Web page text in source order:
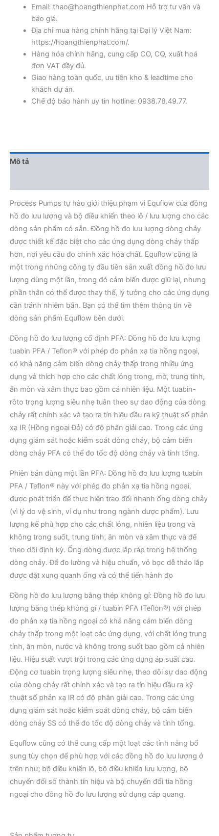
Email: thao@hoangthienphat.com Hỗ trợ tư vấn và
báo giá.
Địa chỉ mua hàng chính hãng tại Đại lý Việt Nam:
https://hoangthienphat.com/.
Hàng hóa chính hãng, cung cấp CO, CQ, xuất hoá
đơn VAT đầy đủ.
Giao hàng toàn quốc, ưu tiên kho & leadtime cho
khách dự án.
Chế độ bảo hành uy tín hotline: 0938.78.49.77.
Mô tả
Process Pumps tự hào giới thiệu phạm vi Equflow của đồng
hồ đo lưu lượng và bộ điều khiển theo lô / lưu lượng cho các
dòng sản phẩm có sẵn. Đồng hồ đo lưu lượng dòng chảy
được thiết kế đặc biệt cho các ứng dụng dòng chảy thấp
hơn, nơi yêu cầu đo chính xác hóa chất. Equflow cũng là
một trong những công ty đầu tiên sản xuất đồng hồ đo lưu
lượng dùng một lần, trong đó cảm biến được giữ lại, nhưng
phần thân có thể được thay thế, lý tưởng cho các ứng dụng
cần tránh nhiễm bẩn. Bạn có thể tìm thêm thông tin về
dòng sản phẩm Equflow bên dưới.
Đồng hồ đo lưu lượng cố định PFA: Đồng hồ đo lưu lượng
tuabin PFA / Teflon® với phép đo phản xạ tia hồng ngoại,
có khả năng cảm biến dòng chảy thấp trong nhiều ứng
dụng và thích hợp cho các chất lỏng trong, mờ, trung tính,
ăn mòn và xâm thực bao gồm cả nhiên liệu. Một tuabin-
rôto trọng lượng siêu nhẹ tuân theo sự dao động của dòng
chảy rất chính xác và tạo ra tín hiệu đầu ra kỹ thuật số phản
xạ IR (Hồng ngoại Đỏ) có độ phân giải cao. Trong các ứng
dụng giám sát hoặc kiểm soát dòng chảy, bộ cảm biến
dòng chảy PFA có thể đo tốc độ dòng chảy và tính tổng.
Phiên bản dùng một lần PFA: Đồng hồ đo lưu lượng tuabin
PFA / Teflon® này với phép đo phản xạ tia hồng ngoại,
được phát triển để thực hiện trao đổi nhanh ống dòng chảy
(vì lý do vệ sinh, ví dụ như trong ngành dược phẩm). Lưu
lượng kế phù hợp cho các chất lỏng, nhiên liệu trong và
không trong suốt, trung tính, ăn mòn và xâm thực và để
theo dõi định kỳ. Ống dòng được lắp ráp trong hệ thống
dòng chảy. Để đo lường và hiệu chuẩn, vỏ bọc dễ tháo lắp
được đặt xung quanh ống và có thể tiến hành đo
Đồng hồ đo lưu lượng bằng thép không gỉ: Đồng hồ đo lưu
lượng bằng thép không gỉ / tuabin PFA (Teflon®) với phép
đo phản xạ tia hồng ngoại có khả năng cảm biến dòng
chảy thấp trong một loạt các ứng dụng, với chất lỏng trung
tính, ăn mòn, nước và không trong suốt bao gồm cả nhiên
liệu. Hiệu suất vượt trội trong các ứng dụng áp suất cao.
Động cơ tuabin trọng lượng siêu nhẹ, theo dõi sự dao động
của dòng chảy rất chính xác và tạo ra tín hiệu đầu ra kỹ
thuật số phản xạ IR có độ phân giải cao. Trong các ứng
dụng giám sát hoặc kiểm soát dòng chảy, bộ cảm biến
dòng chảy SS có thể đo tốc độ dòng chảy và tính tổng.
Equflow cũng có thể cung cấp một loạt các tính năng bổ
sung tùy chọn để phù hợp với các đồng hồ đo lưu lượng ở
trên như; bộ điều khiển lô, bộ điều khiển lưu lượng, bộ
chuyển đổi số thành tín hiệu và bộ chuyển đổi tia hồng
ngoại cho đồng hồ đo lưu lượng sử dụng cáp quang.